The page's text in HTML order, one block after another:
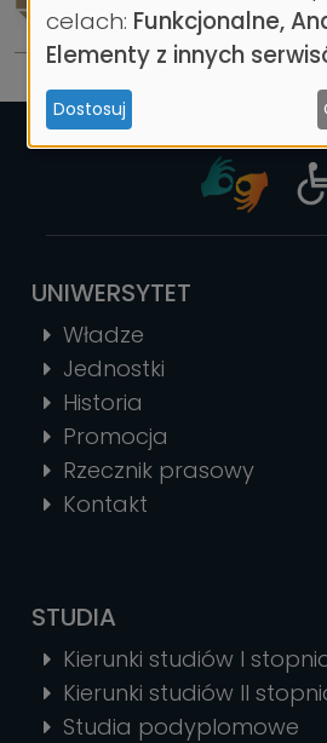
UNIWERSYTET
Władze
Jednostki
Historia
Promocja
Rzecznik prasowy
Kontakt
STUDIA
Kierunki studiów I
Kierunki studiów II
Studia podyplomowe
danych
osobowych
i
ciasteczek
celach: Funkcjonalne,
Elementy z innych
Dostosuj